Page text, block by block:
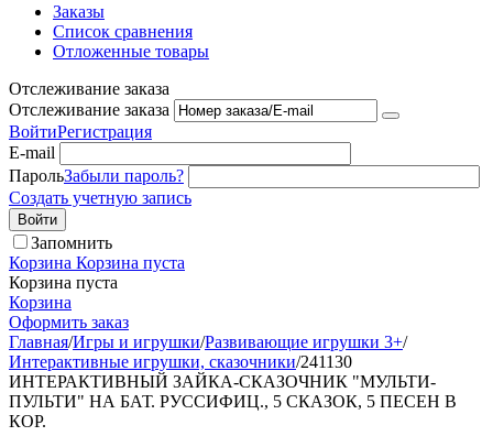
Заказы
Список сравнения
Отложенные товары
Отслеживание заказа
Отслеживание заказа
ВойтиРегистрация
E-mail
ПарольЗабыли пароль?
Создать учетную запись
Войти
Запомнить
Корзина Корзина пуста
Корзина пуста
Корзина
Оформить заказ
Главная/Игры и игрушки/Развивающие игрушки 3+/
Интерактивные игрушки, сказочники/241130
ИНТЕРАКТИВНЫЙ ЗАЙКА-СКАЗОЧНИК "МУЛЬТИ-
ПУЛЬТИ" НА БАТ. РУССИФИЦ., 5 СКАЗОК, 5 ПЕСЕН В
КОР.